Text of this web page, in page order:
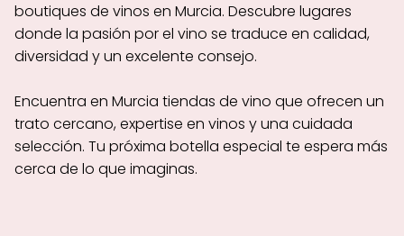
boutiques de vinos en Murcia. Descubre lugares
donde la pasión por el vino se traduce en calidad,
diversidad y un excelente consejo.
Encuentra en Murcia tiendas de vino que ofrecen un
trato cercano, expertise en vinos y una cuidada
selección. Tu próxima botella especial te espera más
cerca de lo que imaginas.